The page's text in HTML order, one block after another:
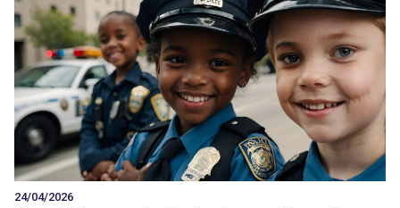
24/04/2026